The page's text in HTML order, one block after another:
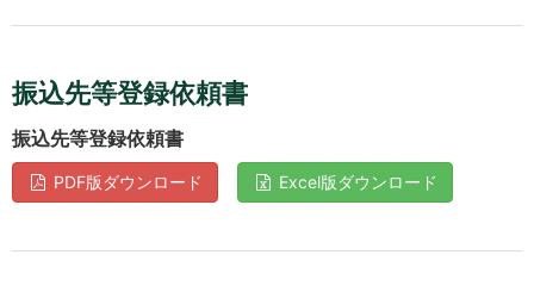
振込先等登録依頼書
振込先等登録依頼書
PDF版ダウンロード Excel版ダウンロード